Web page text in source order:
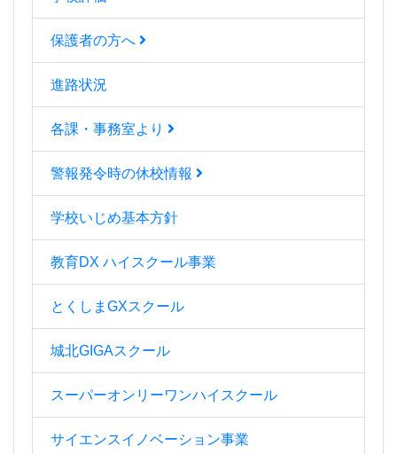
保護者の方へ
進路状況
各課・事務室より
警報発令時の休校情報
学校いじめ基本方針
教育DX ハイスクール事業
とくしまGXスクール
城北GIGAスクール
スーパーオンリーワンハイスクール
サイエンスイノベーション事業